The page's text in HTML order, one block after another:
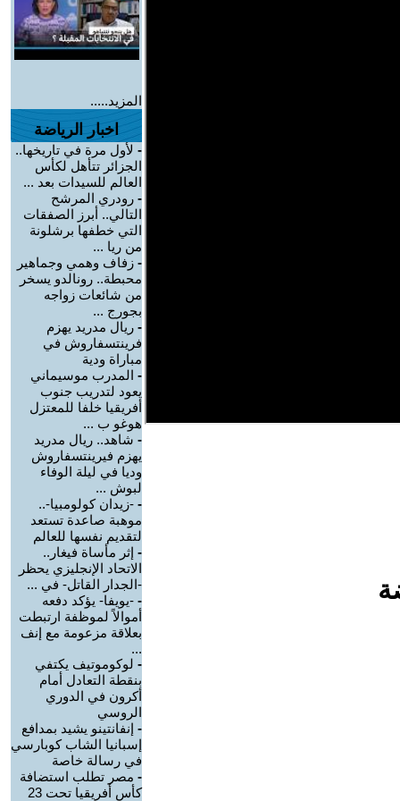
المزيد.....
اخبار الرياضة
- لأول مرة في تاريخها..
الجزائر تتأهل لكأس
العالم للسيدات بعد ...
- رودري المرشح
التالي.. أبرز الصفقات
التي خطفها برشلونة
من ريا ...
- زفاف وهمي وجماهير
محبطة.. رونالدو يسخر
من شائعات زواجه
بجورج ...
- ريال مدريد يهزم
فرينتسفاروش في
مباراة ودية
- المدرب موسيماني
يعود لتدريب جنوب
أفريقيا خلفا للمعتزل
هوغو ب ...
- شاهد.. ريال مدريد
يهزم فيرينتسفاروش
وديا في ليلة الوفاء
لبوش ...
- -زيدان كولومبيا-..
موهبة صاعدة تستعد
لتقديم نفسها للعالم
- إثر مأساة فيغار..
الاتحاد الإنجليزي يحظر
-الجدار القاتل- في ...
- -يويفا- يؤكد دفعه
أموالاً لموظفة ارتبطت
بعلاقة مزعومة مع إنف
...
- لوكوموتيف يكتفي
بنقطة التعادل أمام
أكرون في الدوري
الروسي
- إنفانتينو يشيد بمدافع
إسبانيا الشاب كوبارسي
في رسالة خاصة
- مصر تطلب استضافة
كأس أفريقيا تحت 23